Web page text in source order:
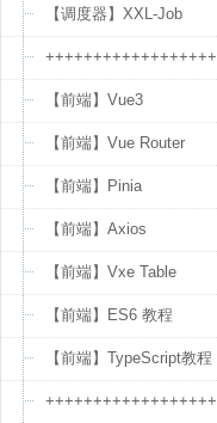
【调度器】XXL-Job
++++++++++++++++++
【前端】Vue3
【前端】Vue Router
【前端】Pinia
【前端】Axios
【前端】Vxe Table
【前端】ES6 教程
【前端】TypeScript教程
++++++++++++++++++